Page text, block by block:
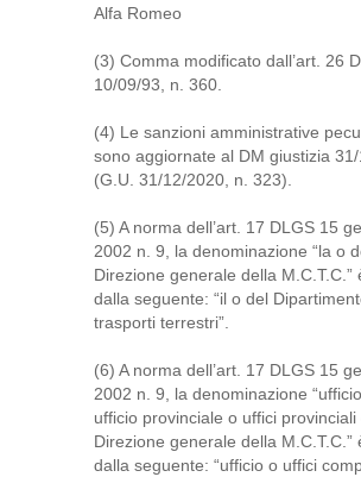
Alfa Romeo
(3) Comma modificato dall’art. 26
10/09/93, n. 360.
(4) Le sanzioni amministrative
sono aggiornate al DM giustizia
(G.U. 31/12/2020, n. 323).
(5) A norma dell’art. 17 DLGS 15
2002 n. 9, la denominazione “la o
Direzione generale della M.C.T.C.”
dalla seguente: “il o del
trasporti terrestri”.
(6) A norma dell’art. 17 DLGS 15
2002 n. 9, la denominazione
ufficio provinciale o uffici provinciali
Direzione generale della M.C.T.C.”
dalla seguente: “ufficio o uffici